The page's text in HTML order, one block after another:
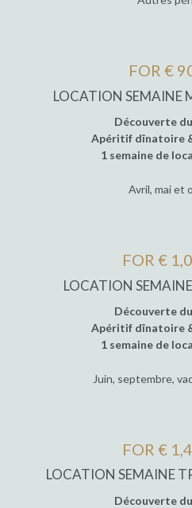
FOR €
LOCATION SEMAINE
Découverte
Apéritif dînatoire
1 semaine de
Avril, mai et
FOR €
LOCATION
Découverte
Apéritif dînatoire
1 semaine de
Juin, septembre,
FOR €
LOCATION SEMAINE
Découverte